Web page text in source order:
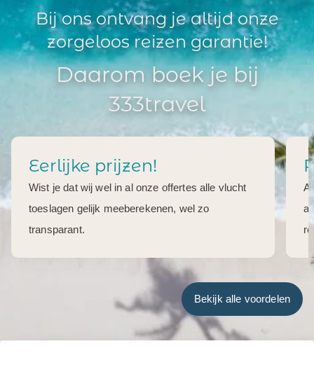
Bij ons ontvang je altijd onze
zorgeloos reizen garantie!
Daarom boek je bij
333travel
Eerlijke prijzen!
Wist je dat wij wel in al onze offertes alle vlucht
toeslagen gelijk meeberekenen, wel zo
transparant.
Bekijk alle voordelen